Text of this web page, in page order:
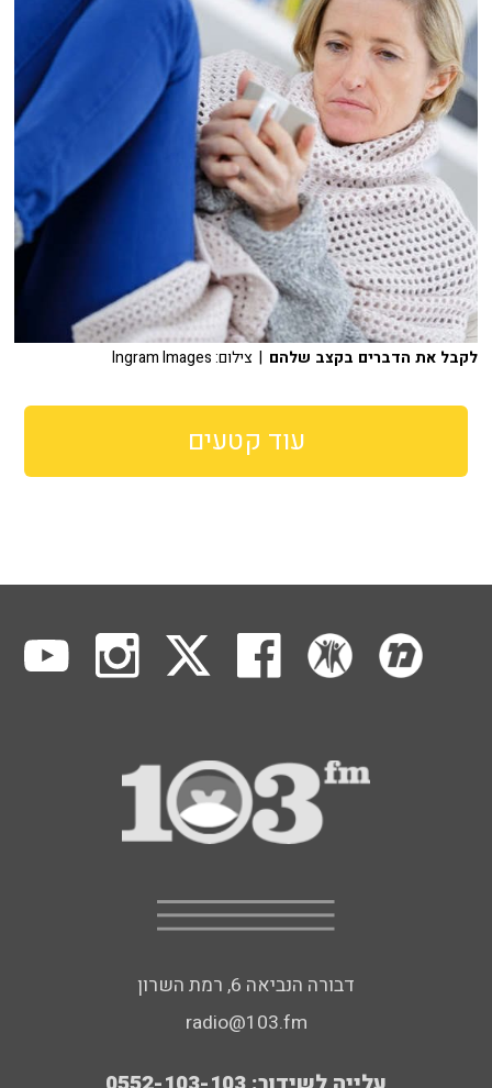
לקבל את הדברים בקצב שלהם | צילום: Ingram Images
עוד קטעים
דבורה הנביאה 6, רמת השרון
radio@103.fm